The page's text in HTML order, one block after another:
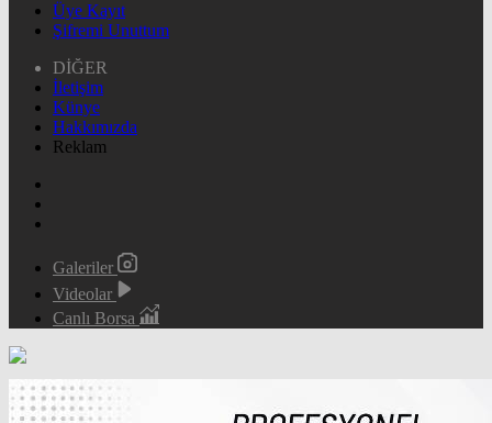
Üye Kayıt
Şifremi Unuttum
DİĞER
İletişim
Künye
Hakkımızda
Reklam
Galeriler
Videolar
Canlı Borsa